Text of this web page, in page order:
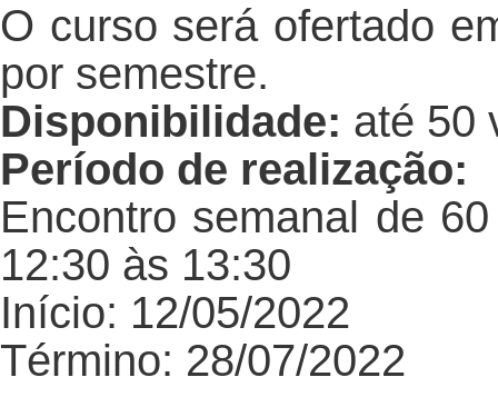
O curso será ofertado
por semestre.
Disponibilidade: até 50
Período de realização:
Encontro semanal de
12:30 às 13:30
Início: 12/05/2022
Término: 28/07/2022